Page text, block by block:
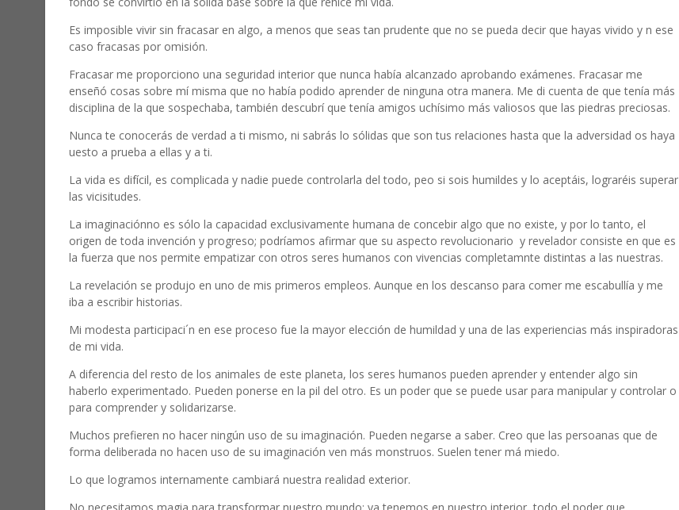
Es imposible vivir sin fracasar en algo, a menos que seas tan prudente que no se pueda decir que hayas vivido y n ese
caso fracasas por omisión.
Fracasar me proporciono una seguridad interior que nunca había alcanzado aprobando exámenes. Fracasar me
enseñó cosas sobre mí misma que no había podido aprender de ninguna otra manera. Me di cuenta de que tenía más
disciplina de la que sospechaba, también descubrí que tenía amigos uchísimo más valiosos que las piedras preciosas.
Nunca te conocerás de verdad a ti mismo, ni sabrás lo sólidas que son tus relaciones hasta que la adversidad os haya
uesto a prueba a ellas y a ti.
La vida es difícil, es complicada y nadie puede controlarla del todo, peo si sois humildes y lo aceptáis, lograréis superar
las vicisitudes.
La imaginaciónno es sólo la capacidad exclusivamente humana de concebir algo que no existe, y por lo tanto, el
origen de toda invención y progreso; podríamos afirmar que su aspecto revolucionario y revelador consiste en que es
la fuerza que nos permite empatizar con otros seres humanos con vivencias completamnte distintas a las nuestras.
La revelación se produjo en uno de mis primeros empleos. Aunque en los descanso para comer me escabullía y me
iba a escribir historias.
Mi modesta participaci´n en ese proceso fue la mayor elección de humildad y una de las experiencias más inspiradoras
de mi vida.
A diferencia del resto de los animales de este planeta, los seres humanos pueden aprender y entender algo sin
haberlo experimentado. Pueden ponerse en la pil del otro. Es un poder que se puede usar para manipular y controlar o
para comprender y solidarizarse.
Muchos prefieren no hacer ningún uso de su imaginación. Pueden negarse a saber. Creo que las persoanas que de
forma deliberada no hacen uso de su imaginación ven más monstruos. Suelen tener má miedo.
Lo que logramos internamente cambiará nuestra realidad exterior.